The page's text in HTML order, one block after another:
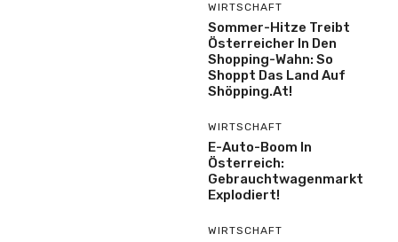
WIRTSCHAFT
Sommer-Hitze Treibt
Österreicher In Den
Shopping-Wahn: So
Shoppt Das Land Auf
Shöpping.at!
WIRTSCHAFT
E-Auto-Boom In
Österreich:
Gebrauchtwagenmarkt
Explodiert!
WIRTSCHAFT